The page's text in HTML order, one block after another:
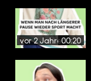
vor 2 Jahren00:20